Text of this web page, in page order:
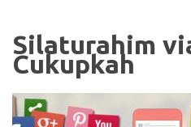
Silaturahim
Cukupkah